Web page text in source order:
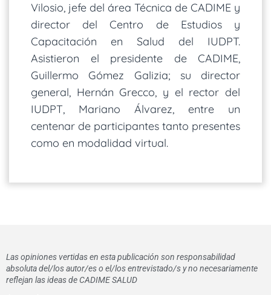
Vilosio, jefe del área Técnica de CADIME y
director del Centro de Estudios y
Capacitación en Salud del IUDPT.
Asistieron el presidente de CADIME,
Guillermo Gómez Galizia; su director
general, Hernán Grecco, y el rector del
IUDPT, Mariano Álvarez, entre un
centenar de participantes tanto presentes
como en modalidad virtual.
Las opiniones vertidas en esta publicación son responsabilidad
absoluta del/los autor/es o el/los entrevistado/s y no necesariamente
reflejan las ideas de CADIME SALUD